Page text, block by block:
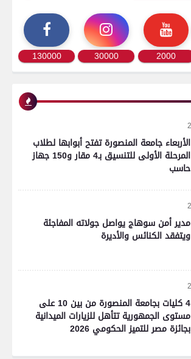
2000
30000
130000
الأربعاء جامعة المنصورة تفتح أبوابها لطلاب
المرحلة الأولى للتنسيق بـ4 مقار و150 جهاز
حاسب
مدير أمن سوهاج يواصل جولاته المفاجئة
ويتفقد الكنائس والأديرة
4 كليات بجامعة المنصورة من بين 10 على
مستوى الجمهورية تتأهل للزيارات الميدانية
بجائزة مصر للتميز الحكومي 2026